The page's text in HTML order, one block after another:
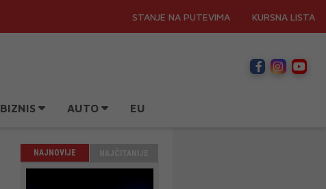
STANJE NA PUTEVIMA KURSNA LISTA
BIZNIS AUTO EU
NAJNOVIJE